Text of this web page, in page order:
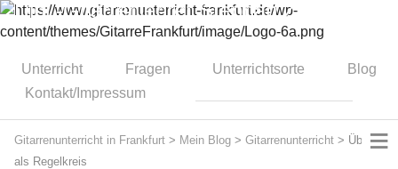
Dipl.-Gitarrenlehrer Stephan Zitzmann
Unterricht Fragen Unterrichtsorte
Blog
Kontakt/Impressum
≡
Gitarrenunterricht in Frankfurt > Mein Blog > Gitarrenunterricht > Üben
als Regelkreis